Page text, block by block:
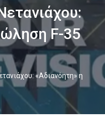
F-35
«Αδιανόητη» η